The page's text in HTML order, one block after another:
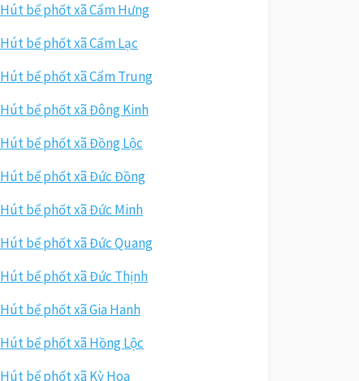
Hút bể phốt xã Cẩm Hưng
Hút bể phốt xã Cẩm Lạc
Hút bể phốt xã Cẩm Trung
Hút bể phốt xã Đông Kinh
Hút bể phốt xã Đồng Lộc
Hút bể phốt xã Đức Đồng
Hút bể phốt xã Đức Minh
Hút bể phốt xã Đức Quang
Hút bể phốt xã Đức Thịnh
Hút bể phốt xã Gia Hanh
Hút bể phốt xã Hồng Lộc
Hút bể phốt xã Kỳ Hoa